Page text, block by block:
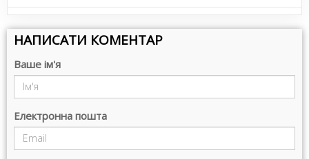
НАПИСАТИ КОМЕНТАР
Ваше ім'я
Електронна пошта